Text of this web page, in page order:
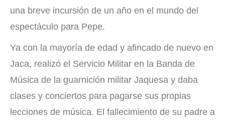
una breve incursión de un año en el mundo del
espectáculo para Pepe.
Ya con la mayoría de edad y afincado de nuevo en
Jaca, realizó el Servicio Militar en la Banda de
Música de la guarnición militar Jaquesa y daba
clases y conciertos para pagarse sus propias
lecciones de música. El fallecimiento de su padre a